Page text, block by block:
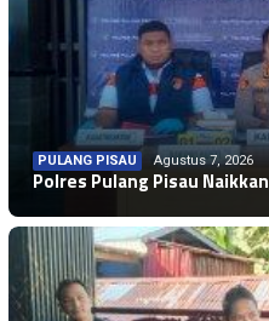
PULANG PISAU Agustus 7, 2026
Polres Pulang Pisau